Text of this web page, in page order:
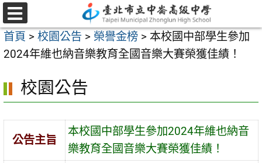
跳
至
主
要
容
選
單
首頁 > 校園公告 > 榮譽金榜 > 本校國中部學生參加
2024年維也納音樂教育全國音樂大賽榮獲佳績！
校園公告
公告主旨
本校國中部學生參加2024年維也納音
樂教育全國音樂大賽榮獲佳績！